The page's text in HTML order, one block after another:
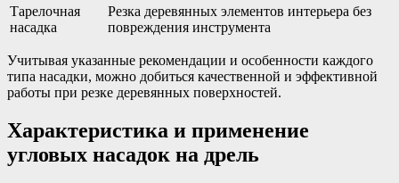
Тарелочная
насадка
Резка деревянных элементов интерьера без
повреждения инструмента
Учитывая указанные рекомендации и особенности каждого
типа насадки, можно добиться качественной и эффективной
работы при резке деревянных поверхностей.
Характеристика и применение
угловых насадок на дрель